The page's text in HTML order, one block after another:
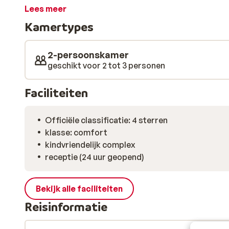
gezellige stad Limone sul Garda. Wil je jouw krachten
Vinci is goed zeer geschikt voor families, mede door
kinderen zoals een kinderbad, speeltuin, minigolf
hele dag vermaakt. Door de all inclusive formule ben
alleen maar te genieten van een ontspannende
Lees meer
Kamertypes
2-persoonskamer
geschikt voor 2 tot 3 personen
Faciliteiten
Officiële classificatie: 4 sterren
klasse: comfort
kindvriendelijk complex
receptie (24 uur geopend)
Bekijk alle faciliteiten
Reisinformatie